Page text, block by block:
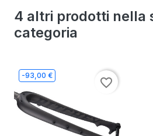
4 altri prodotti nella
categoria
-93,00 €
favorite_border